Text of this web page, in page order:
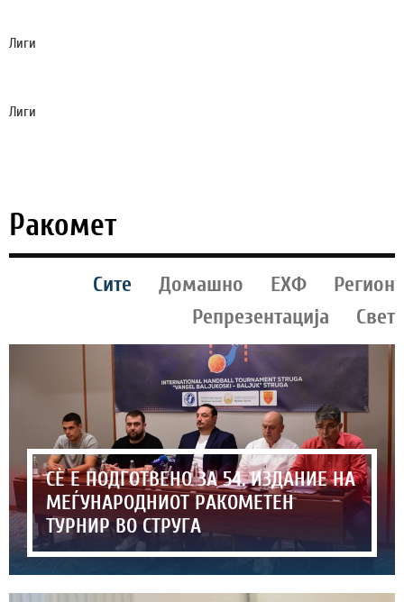
Лиги
Лиги
Ракомет
Сите Домашно ЕХФ
Регион
Репрезентација
Свет
СЀ Е ПОДГОТВЕНО ЗА 54. ИЗДАНИЕ НА
МЕЃУНАРОДНИОТ РАКОМЕТЕН
ТУРНИР ВО СТРУГА